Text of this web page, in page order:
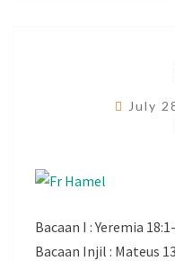
July
Bacaan I : Yeremia
Bacaan Injil : Mateus